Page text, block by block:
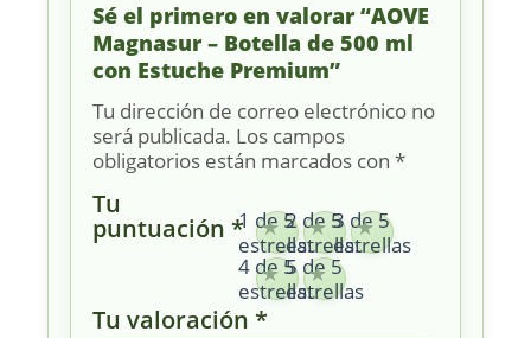
Sé el primero en valorar “AOVE
Magnasur – Botella de 500 ml
con Estuche Premium”
Tu dirección de correo electrónico no
será publicada. Los campos
obligatorios están marcados con *
Tu
puntuación *1 de 5
estrellas
2 de 5
estrellas
3 de 5
estrellas
4 de 5
estrellas
5 de 5
estrellas
Tu valoración *